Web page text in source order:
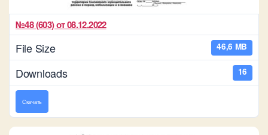
№48 (603) от 08.12.2022
File Size 46,6 MB
Downloads 16
Скачать